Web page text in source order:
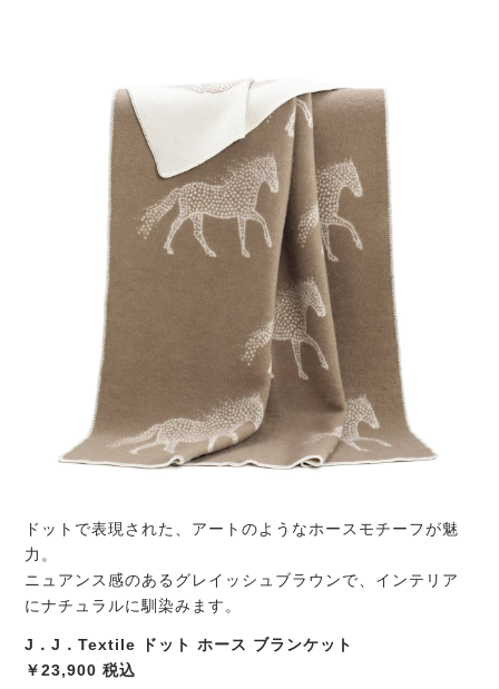
ドットで表現された、アートのようなホースモチーフが魅
力。
ニュアンス感のあるグレイッシュブラウンで、インテリア
にナチュラルに馴染みます。
J．J．Textile ドット ホース ブランケット
￥23,900 税込